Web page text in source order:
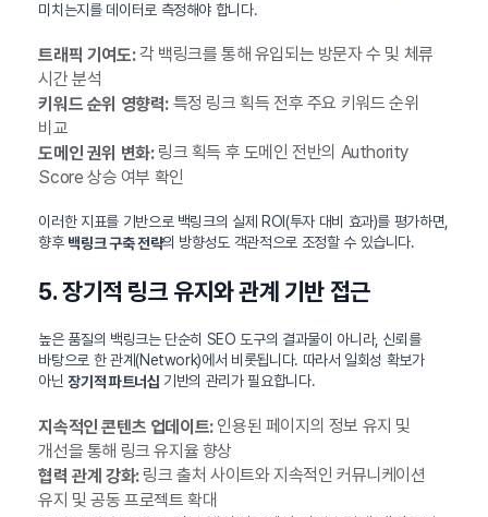
미치는지를 데이터로 측정해야 합니다.
트래픽 기여도:각 백링크를 통해 유입되는 방문자 수 및 체류
시간 분석
키워드 순위 영향력:특정 링크 획득 전후 주요 키워드 순위
비교
도메인 권위 변화:링크 획득 후 도메인 전반의 Authority
Score 상승 여부 확인
이러한 지표를 기반으로 백링크의 실제 ROI(투자 대비 효과)를 평가하면,
향후 백링크 구축 전략의 방향성도 객관적으로 조정할 수 있습니다.
5. 장기적 링크 유지와 관계 기반 접근
높은 품질의 백링크는 단순히 SEO 도구의 결과물이 아니라, 신뢰를
바탕으로 한 관계(Network)에서 비롯됩니다. 따라서 일회성 확보가
아닌장기적 파트너십 기반의 관리가 필요합니다.
지속적인 콘텐츠 업데이트:인용된 페이지의 정보 유지 및
개선을 통해 링크 유지율 향상
협력 관계 강화:링크 출처 사이트와 지속적인 커뮤니케이션
유지 및 공동 프로젝트 확대